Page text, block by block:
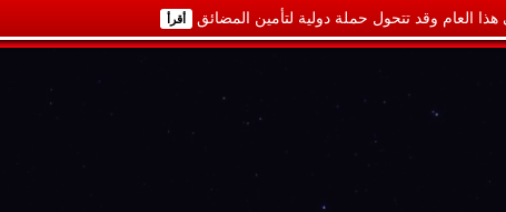
هذا العام وقد تتحول حملة دولية لتأمين المضائق أقرأ